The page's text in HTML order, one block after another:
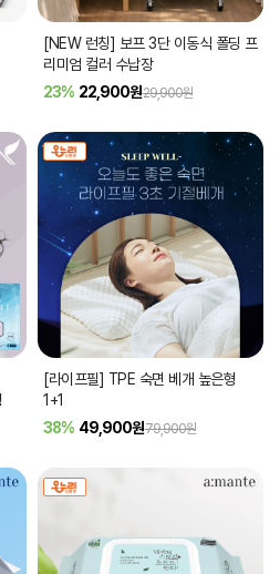
[NEW 런칭] 보프 3단 이동식 폴딩 프
리미엄 컬러 수납장
23% 22,900원29,900원
[라이프필] TPE 숙면 베개 높은형
1+1
38% 49,900원79,900원